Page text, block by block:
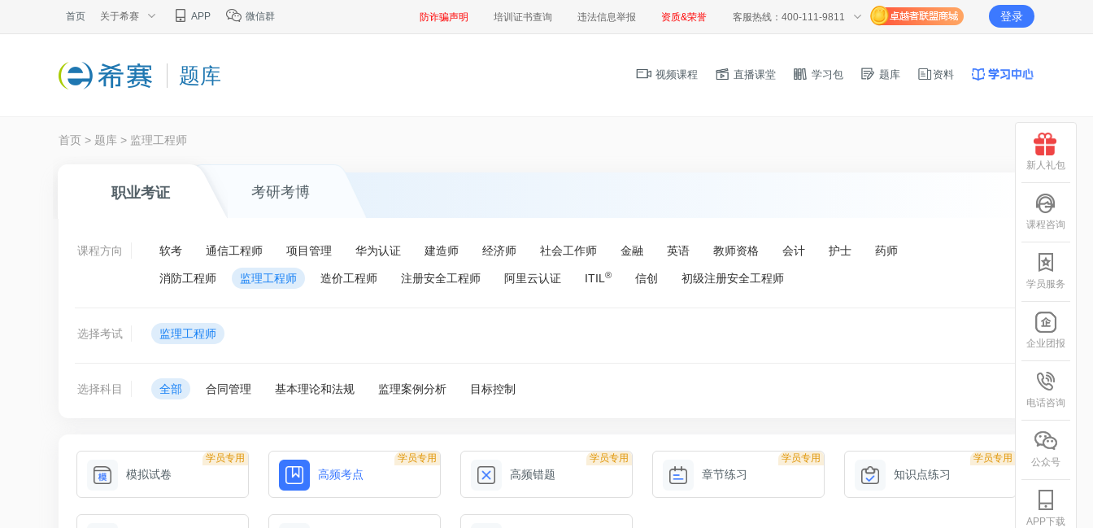
首页 关于希赛 APP 微信群 防诈骗声明 培训证书查询 违法信息举报 资质&荣誉 客服热线：400-111-9811 登录
题库 视频课程 直播课堂 学习包 题库 资料
首页 > 题库 > 监理工程师
职业考证 考研考博
课程方向 软考 通信工程师 项目管理 华为认证 建造师 经济师 社会工作师 金融 英语 教师资格 会计 护士 药师
消防工程师 监理工程师 造价工程师 注册安全工程师 阿里云认证 ITIL ® 信创 初级注册安全工程师
选择考试 监理工程师
选择科目 全部 合同管理 基本理论和法规 监理案例分析 目标控制
学员专用
模拟试卷
学员专用
高频考点
学员专用
高频错题
学员专用
章节练习
学员专用
知识点练习
新人礼包
课程咨询
学员服务
企业团报
电话咨询
公众号
APP下载